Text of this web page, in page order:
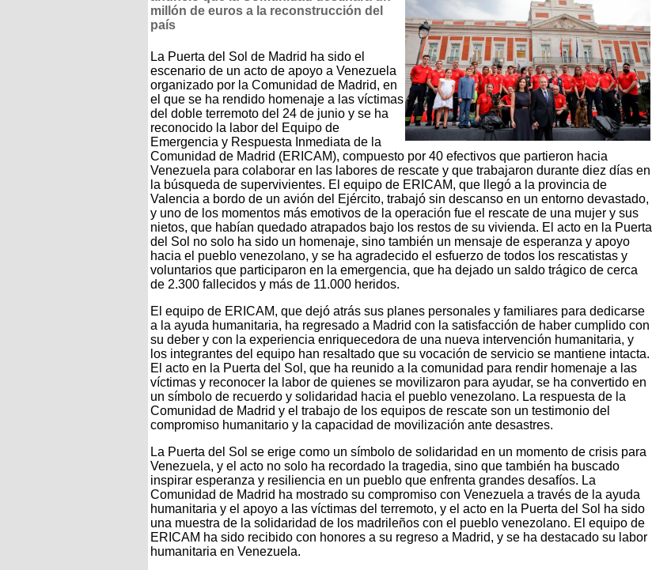
millón de euros a la reconstrucción del
país
La Puerta del Sol de Madrid ha sido el
escenario de un acto de apoyo a Venezuela
organizado por la Comunidad de Madrid, en
el que se ha rendido homenaje a las víctimas
del doble terremoto del 24 de junio y se ha
reconocido la labor del Equipo de
Emergencia y Respuesta Inmediata de la
Comunidad de Madrid (ERICAM), compuesto por 40 efectivos que partieron hacia
Venezuela para colaborar en las labores de rescate y que trabajaron durante diez días en
la búsqueda de supervivientes. El equipo de ERICAM, que llegó a la provincia de
Valencia a bordo de un avión del Ejército, trabajó sin descanso en un entorno devastado,
y uno de los momentos más emotivos de la operación fue el rescate de una mujer y sus
nietos, que habían quedado atrapados bajo los restos de su vivienda. El acto en la Puerta
del Sol no solo ha sido un homenaje, sino también un mensaje de esperanza y apoyo
hacia el pueblo venezolano, y se ha agradecido el esfuerzo de todos los rescatistas y
voluntarios que participaron en la emergencia, que ha dejado un saldo trágico de cerca
de 2.300 fallecidos y más de 11.000 heridos.
El equipo de ERICAM, que dejó atrás sus planes personales y familiares para dedicarse
a la ayuda humanitaria, ha regresado a Madrid con la satisfacción de haber cumplido con
su deber y con la experiencia enriquecedora de una nueva intervención humanitaria, y
los integrantes del equipo han resaltado que su vocación de servicio se mantiene intacta.
El acto en la Puerta del Sol, que ha reunido a la comunidad para rendir homenaje a las
víctimas y reconocer la labor de quienes se movilizaron para ayudar, se ha convertido en
un símbolo de recuerdo y solidaridad hacia el pueblo venezolano. La respuesta de la
Comunidad de Madrid y el trabajo de los equipos de rescate son un testimonio del
compromiso humanitario y la capacidad de movilización ante desastres.
La Puerta del Sol se erige como un símbolo de solidaridad en un momento de crisis para
Venezuela, y el acto no solo ha recordado la tragedia, sino que también ha buscado
inspirar esperanza y resiliencia en un pueblo que enfrenta grandes desafíos. La
Comunidad de Madrid ha mostrado su compromiso con Venezuela a través de la ayuda
humanitaria y el apoyo a las víctimas del terremoto, y el acto en la Puerta del Sol ha sido
una muestra de la solidaridad de los madrileños con el pueblo venezolano. El equipo de
ERICAM ha sido recibido con honores a su regreso a Madrid, y se ha destacado su labor
humanitaria en Venezuela.